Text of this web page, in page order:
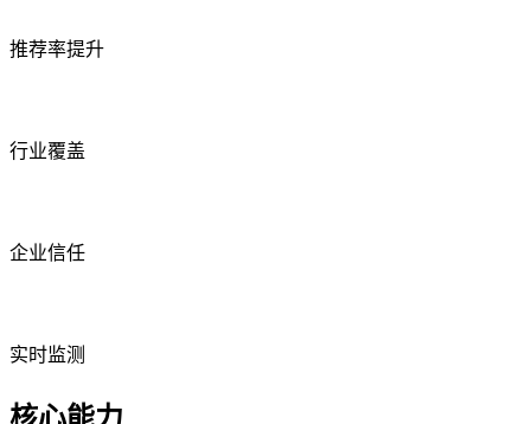
推荐率提升
行业覆盖
企业信任
实时监测
核心能力